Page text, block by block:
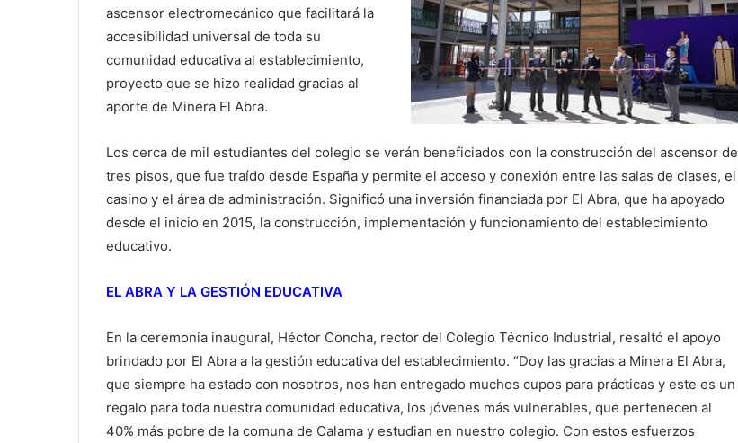
ascensor electromecánico que facilitará la
accesibilidad universal de toda su
comunidad educativa al establecimiento,
proyecto que se hizo realidad gracias al
aporte de Minera El Abra.
Los cerca de mil estudiantes del colegio se verán beneficiados con la construcción del ascensor de
tres pisos, que fue traído desde España y permite el acceso y conexión entre las salas de clases, el
casino y el área de administración. Significó una inversión financiada por El Abra, que ha apoyado
desde el inicio en 2015, la construcción, implementación y funcionamiento del establecimiento
educativo.
EL ABRA Y LA GESTIÓN EDUCATIVA
En la ceremonia inaugural, Héctor Concha, rector del Colegio Técnico Industrial, resaltó el apoyo
brindado por El Abra a la gestión educativa del establecimiento. “Doy las gracias a Minera El Abra,
que siempre ha estado con nosotros, nos han entregado muchos cupos para prácticas y este es un
regalo para toda nuestra comunidad educativa, los jóvenes más vulnerables, que pertenecen al
40% más pobre de la comuna de Calama y estudian en nuestro colegio. Con estos esfuerzos